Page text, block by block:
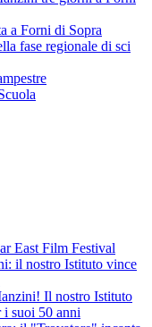
a Forni di Sopra
fase regionale di sci
East Film Festival
il nostro Istituto vince
Il nostro Istituto
i suoi 50 anni